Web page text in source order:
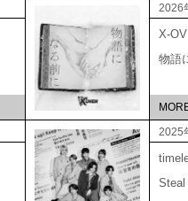
2026
X-
物語
2025
Steal